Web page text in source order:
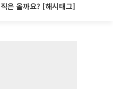
은 올까요? [해시태그]